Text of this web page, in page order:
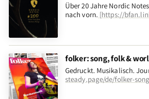
Über 20 Jahre Nordic
nach vorn. [https://
folker: song, folk &
Gedruckt. Musikalisch.
steady.page/de/folker-